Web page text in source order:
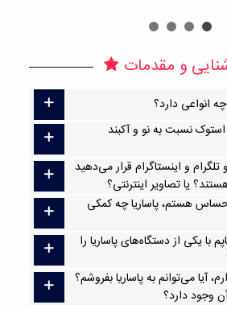
و مقدمات
انواعی دارد؟
نسبت به نو و آکبند
و اینستاگرام قرار می‌دهید
یا تصاویر اینترنتی؟
هستم، پاساریا چه کمکی
یکی از دستگاه‌های پاساریا را
آیا می‌توانم به پاساریا بفروشم؟
وجود دارد؟